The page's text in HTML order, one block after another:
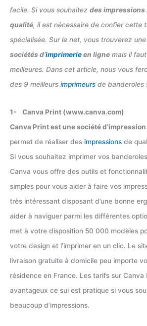
facile. Si vous souhaitez des impressions
qualité, il est nécessaire de confier cette
spécialisée. Sur le net, vous trouverez
sociétés d’imprimerieen ligne mais il
meilleures. Dans cet article, nous vous
des 9 meilleurs imprimeurs de banderoles
1- Canva Print (www.canva.com)
Canva Print est une société
permet de réaliser des impressions de
Si vous souhaitez imprimer vos
Canva vous offre des outils et
simples pour vous aider à faire vos
très intéressant disposant d’une bonne
aider à naviguer parmi les différentes
met à votre disposition 50 000 modèles
votre design et l’imprimer en un clic. Le
livraison gratuite à domicile peu importe
résidence en France. Les tarifs sur
avantageux ce sui est pratique si vous
beaucoup d’impressions.